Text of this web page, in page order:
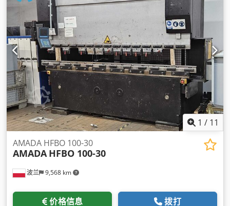
1 / 11
波兰 9,568 km
AMADA HFBO 100-30
AMADA HFBO 100-30
价格信息 拨打